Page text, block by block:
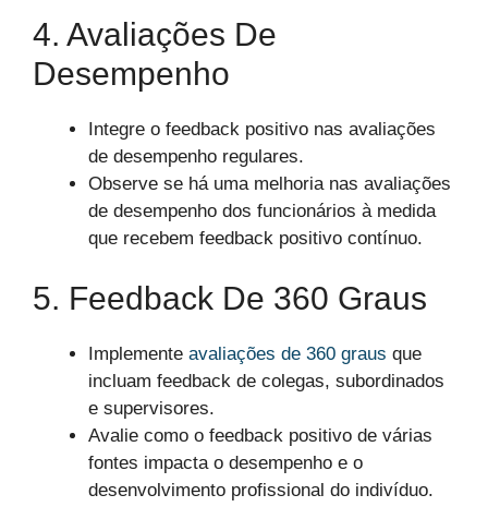
4. Avaliações De
Desempenho
Integre o feedback positivo nas avaliações
de desempenho regulares.
Observe se há uma melhoria nas avaliações
de desempenho dos funcionários à medida
que recebem feedback positivo contínuo.
5. Feedback De 360 Graus
Implemente avaliações de 360 graus que
incluam feedback de colegas, subordinados
e supervisores.
Avalie como o feedback positivo de várias
fontes impacta o desempenho e o
desenvolvimento profissional do indivíduo.